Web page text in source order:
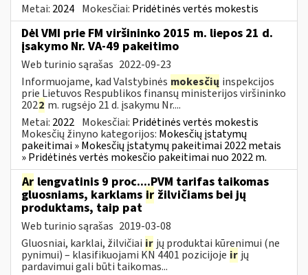
Metai: 2024 Mokesčiai: Pridėtinės vertės mokestis
Dėl VMI prie FM viršininko 2015 m. liepos 21 d.
įsakymo Nr. VA-49 pakeitimo
Web turinio sąrašas 2022-09-23
Informuojame, kad Valstybinės mokesčių inspekcijos
prie Lietuvos Respublikos finansų ministerijos viršininko
2022 m. rugsėjo 21 d. įsakymu Nr....
Metai: 2022 Mokesčiai: Pridėtinės vertės mokestis
Mokesčių žinyno kategorijos: Mokesčių įstatymų
pakeitimai » Mokesčių įstatymų pakeitimai 2022 metais
» Pridėtinės vertės mokesčio pakeitimai nuo 2022 m.
Ar lengvatinis 9 proc....PVM tarifas taikomas
gluosniams, karklams ir žilvičiams bei jų
produktams, taip pat
Web turinio sąrašas 2019-03-08
Gluosniai, karklai, žilvičiai ir jų produktai kūrenimui (ne
pynimui) – klasifikuojami KN 4401 pozicijoje ir jų
pardavimui gali būti taikomas...